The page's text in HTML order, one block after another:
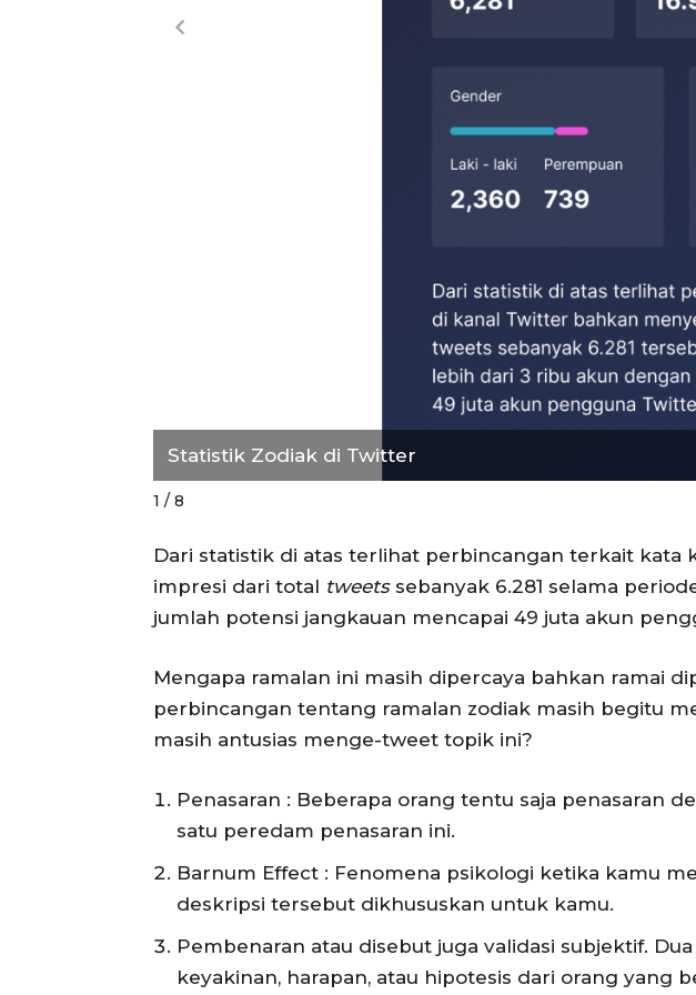
Statistik Zodiak di Twitter
1 / 8
Dari statistik di atas terlihat perbincangan terkait kata
impresi dari total tweetssebanyak 6.281 selama
jumlah potensi jangkauan mencapai 49 juta akun
Mengapa ramalan ini masih dipercaya bahkan ramai
perbincangan tentang ramalan zodiak masih begitu
masih antusias menge-tweet topik ini?
Penasaran : Beberapa orang tentu saja penasaran
satu peredam penasaran ini.
Barnum Effect : Fenomena psikologi ketika kamu
deskripsi tersebut dikhususkan untuk kamu.
Pembenaran atau disebut juga validasi subjektif.
keyakinan, harapan, atau hipotesis dari orang yang